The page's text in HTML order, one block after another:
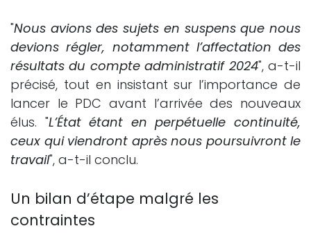
"Nous avions des sujets en suspens que nous
devions régler, notamment l’affectation des
résultats du compte administratif 2024", a-t-il
précisé, tout en insistant sur l’importance de
lancer le PDC avant l’arrivée des nouveaux
élus. "L’État étant en perpétuelle continuité,
ceux qui viendront après nous poursuivront le
travail", a-t-il conclu.
Un bilan d’étape malgré les
contraintes